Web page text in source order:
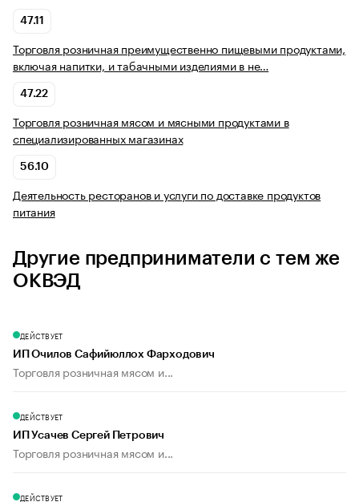
47.11
Торговля розничная преимущественно пищевыми продуктами,
включая напитки, и табачными изделиями в не…
47.22
Торговля розничная мясом и мясными продуктами в
специализированных магазинах
56.10
Деятельность ресторанов и услуги по доставке продуктов
питания
Другие предприниматели с тем же
ОКВЭД
ДЕЙСТВУЕТ
ИП Очилов Сафийюллох Фарходович
Торговля розничная мясом и...
ДЕЙСТВУЕТ
ИП Усачев Сергей Петрович
Торговля розничная мясом и...
ДЕЙСТВУЕТ